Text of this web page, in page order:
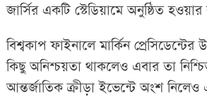
জার্সির একটি স্টেডিয়ামে অনুষ্ঠিত হওয়ার
বিশ্বকাপ ফাইনালে মার্কিন প্রেসিডেন্টের
কিছু অনিশ্চয়তা থাকলেও এবার তা
আন্তর্জাতিক ক্রীড়া ইভেন্টে অংশ নিলেও